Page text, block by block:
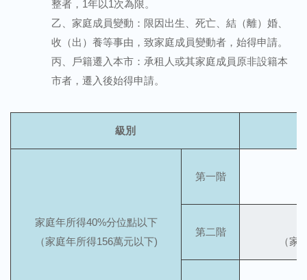
整者，1年以1次為限。
乙、家庭成員變動：限因出生、死亡、結（離）婚、
收（出）養等事由，致家庭成員變動者，始得申請。
丙、戶籍遷入本市：承租人或其家庭成員原非設籍本
市者，遷入後始得申請。
級別
家庭年所得40%分位點以下
（家庭年所得156萬元以下)
第一階
第二階
（家